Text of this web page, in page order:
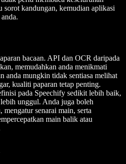
sorot kandungan, kemudian aplikasi
bacaan. API dan OCR daripada
memudahkan anda menikmati
anda mungkin tidak sentiasa melihat
kualiti paparan tetap penting.
pada Speechify sedikit lebih baik,
unggul. Anda juga boleh
senarai main, serta
main balik atau